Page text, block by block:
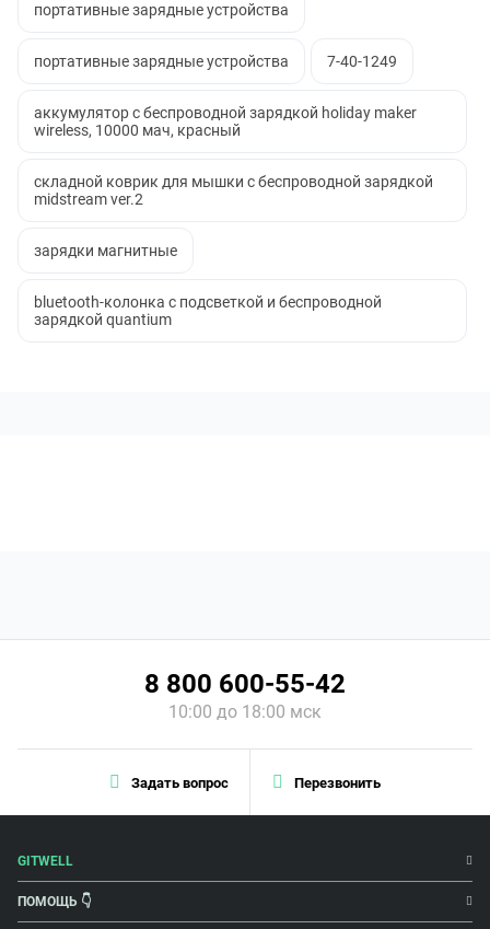
портативные зарядные устройства
портативные зарядные устройства 7-40-1249
аккумулятор с беспроводной зарядкой holiday maker
wireless, 10000 мач, красный
складной коврик для мышки с беспроводной зарядкой
midstream ver.2
зарядки магнитные
bluetooth-колонка с подсветкой и беспроводной
зарядкой quantium
Задать вопрос Перезвонить
8 800 600-55-42
10:00 до 18:00 мск
GITWELL
ПОМОЩЬ 👇